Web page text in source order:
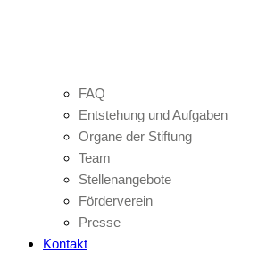
FAQ
Entstehung und Aufgaben
Organe der Stiftung
Team
Stellenangebote
Förderverein
Presse
Kontakt